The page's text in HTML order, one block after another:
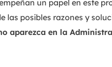
un papel en este
posibles razones y
aparezca en la